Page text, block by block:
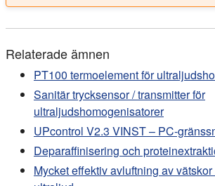
Relaterade ämnen
PT100 termoelement för
Sanitär trycksensor / transmitter för
ultraljudshomogenisatorer
UPcontrol V2.3 VINST – PC-
Deparaffinisering och
Mycket effektiv avluftning av